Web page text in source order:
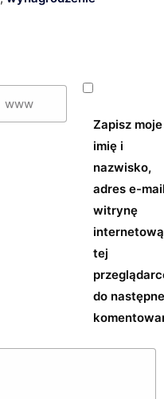
Zapisz moje
imię i
nazwisko,
adres e-
witrynę
tej
do